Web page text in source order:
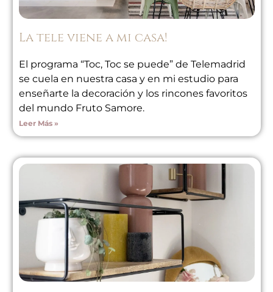
La tele viene a mi casa!
El programa “Toc, Toc se puede” de Telemadrid
se cuela en nuestra casa y en mi estudio para
enseñarte la decoración y los rincones favoritos
del mundo Fruto Samore.
Leer Más »